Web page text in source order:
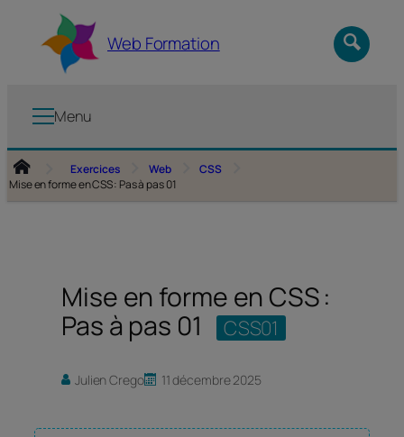
contenu
Web Formation
Menu
Exercices Web
CSS
Mise en forme en CSS : Pas à pas 01
Mise en forme en CSS :
Pas à pas 01
CSS01
Julien Crego 11 décembre 2025